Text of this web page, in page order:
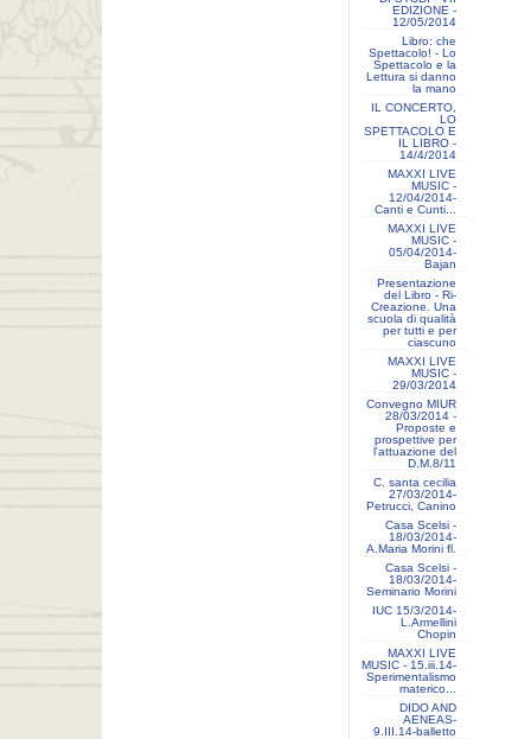
EDIZIONE -
12/05/2014
Libro: che
Spettacolo! - Lo
Spettacolo e la
Lettura si danno
la mano
IL CONCERTO,
LO
SPETTACOLO E
IL LIBRO -
14/4/2014
MAXXI LIVE
MUSIC -
12/04/2014-
Canti e Cunti...
MAXXI LIVE
MUSIC -
05/04/2014-
Bajan
Presentazione
del Libro - Ri-
Creazione. Una
scuola di qualità
per tutti e per
ciascuno
MAXXI LIVE
MUSIC -
29/03/2014
Convegno MIUR
28/03/2014 -
Proposte e
prospettive per
l'attuazione del
D.M.8/11
C. santa cecilia
27/03/2014-
Petrucci, Canino
Casa Scelsi -
18/03/2014-
A.Maria Morini fl.
Casa Scelsi -
18/03/2014-
Seminario Morini
IUC 15/3/2014-
L.Armellini
Chopin
MAXXI LIVE
MUSIC - 15.iii.14-
Sperimentalismo
materico...
DIDO AND
AENEAS-
9.III.14-balletto